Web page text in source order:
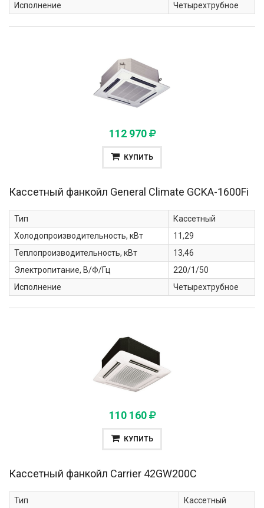
Исполнение
Четырехтрубное
112 970
КУПИТЬ
Кассетный фанкойл General Climate GCKA-1600Fi
Тип
Кассетный
Холодопроизводительность, кВт
11,29
Теплопроизводительность, кВт
13,46
Электропитание, В/Ф/Гц
220/1/50
Исполнение
Четырехтрубное
110 160
КУПИТЬ
Кассетный фанкойл Carrier 42GW200C
Тип
Кассетный